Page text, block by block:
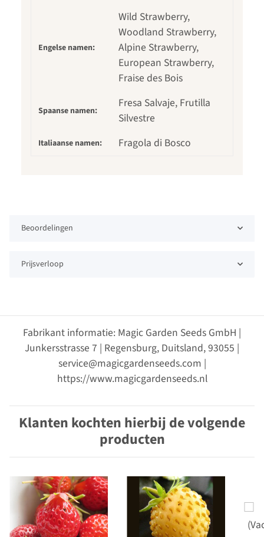
Engelse namen:
Wild Strawberry,
Woodland Strawberry,
Alpine Strawberry,
European Strawberry,
Fraise des Bois
Spaanse namen:
Fresa Salvaje, Frutilla
Silvestre
Italiaanse namen: Fragola di Bosco
Beoordelingen
Prijsverloop
Fabrikant informatie: Magic Garden Seeds GmbH |
Junkersstrasse 7 | Regensburg, Duitsland, 93055 |
service@magicgardenseeds.com |
https://www.magicgardenseeds.nl
Klanten kochten hierbij de volgende
producten